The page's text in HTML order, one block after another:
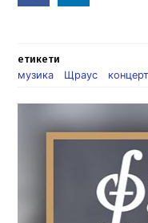
in
етикети
музика
Щраус концерт